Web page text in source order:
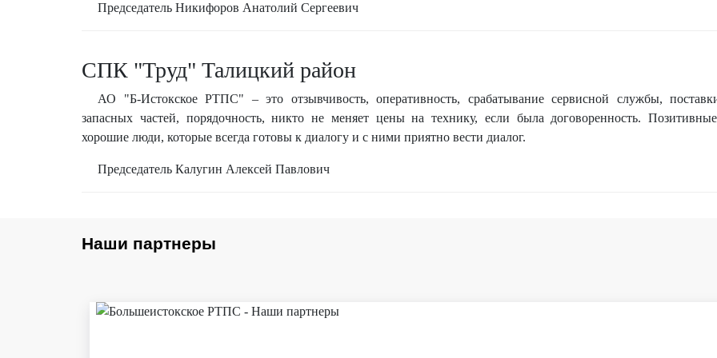
Председатель Никифоров Анатолий Сергеевич
СПК "Труд" Талицкий район
АО "Б-Истокское РТПС" – это отзывчивость, оперативность, срабатывание сервисной службы,
запасных частей, порядочность, никто не меняет цены на технику, если была договоренность.
хорошие люди, которые всегда готовы к диалогу и с ними приятно вести диалог.
Председатель Калугин Алексей Павлович
Наши партнеры